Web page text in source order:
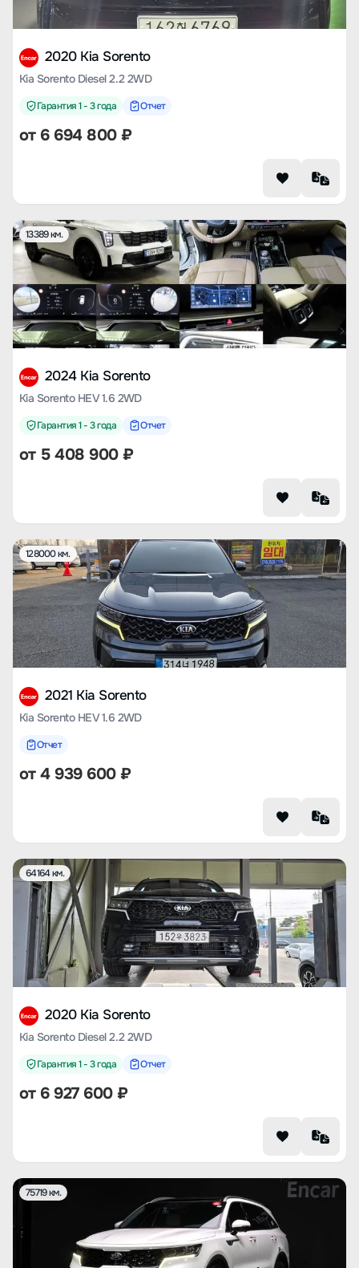
2020 Kia Sorento
Kia Sorento Diesel 2.2 2WD
Гарантия 1 - 3 года Отчет
от 6 694 800₽
13389 км.
2024 Kia Sorento
Kia Sorento HEV 1.6 2WD
Гарантия 1 - 3 года Отчет
от 5 408 900₽
128000 км.
2021 Kia Sorento
Kia Sorento HEV 1.6 2WD
Отчет
от4 939 600₽
64164 км.
2020 Kia Sorento
Kia Sorento Diesel 2.2 2WD
Гарантия 1 - 3 года Отчет
от 6 927 600₽
75719 км.